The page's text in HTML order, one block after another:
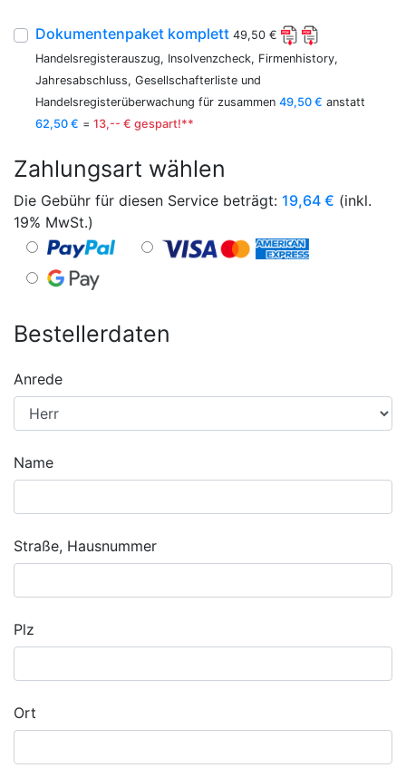
Dokumentenpaket komplett 49,50 €
Handelsregisterauszug, Insolvenzcheck, Firmenhistory,
Jahresabschluss, Gesellschafterliste und
Handelsregisterüberwachung für zusammen 49,50 € anstatt
62,50 € = 13,-- € gespart!**
Zahlungsart wählen
Die Gebühr für diesen Service beträgt: 19,64 € (inkl.
19% MwSt.)
Bestellerdaten
Anrede
Name
Straße, Hausnummer
Plz
Ort